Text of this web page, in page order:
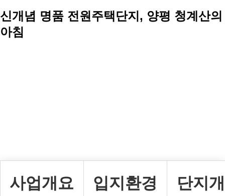
신개념 명품 전원주택단지, 양평 청계산의
아침
사업개요 입지환경 단지